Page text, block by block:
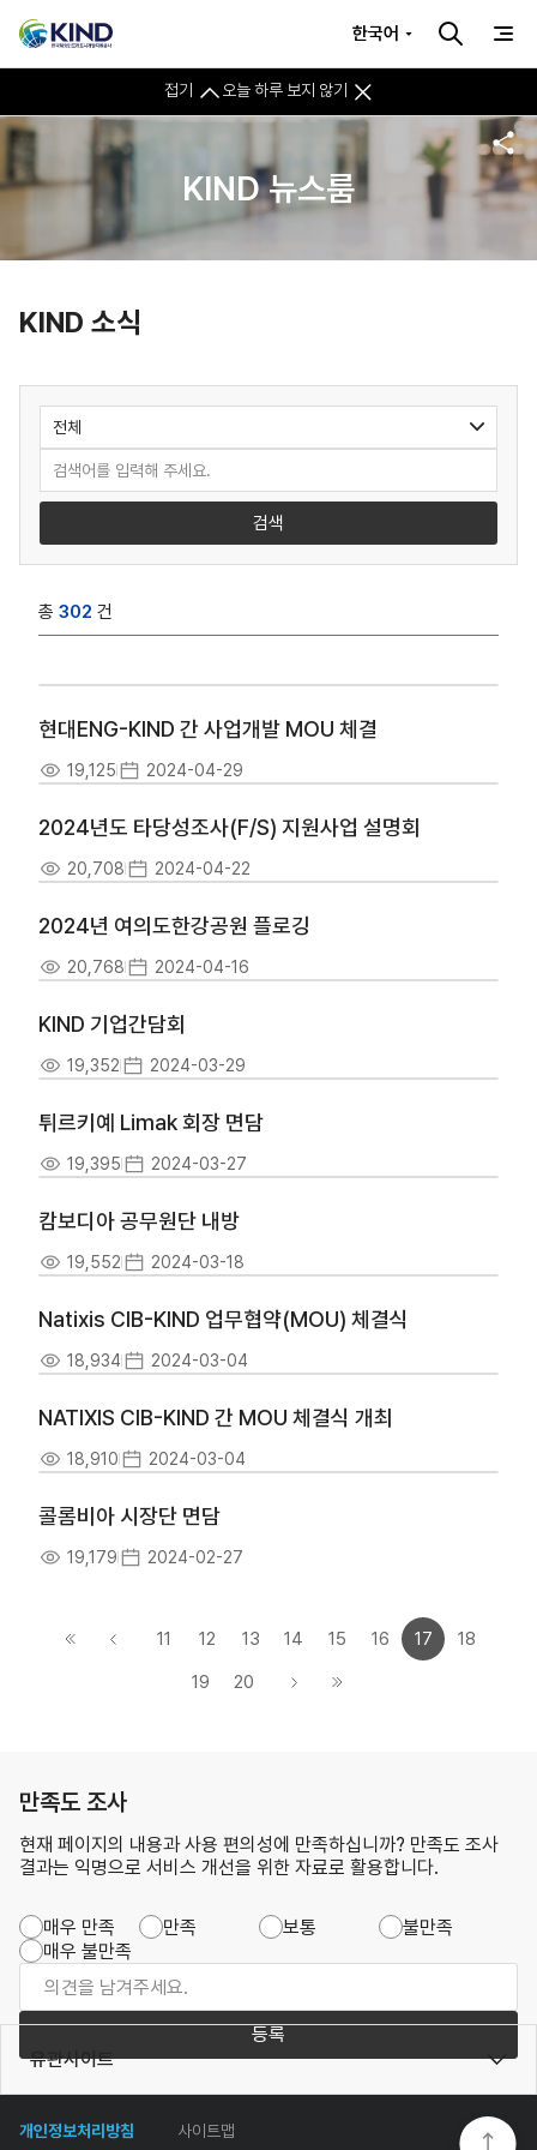
접기 오늘 하루 보지 않기
한국어
KIND 뉴스룸
KIND 소식
검색
총 302 건
현대ENG-KIND 간 사업개발 MOU 체결
19,125 2024-04-29
2024년도 타당성조사(F/S) 지원사업 설명회
20,708 2024-04-22
2024년 여의도한강공원 플로깅
20,768 2024-04-16
KIND 기업간담회
19,352 2024-03-29
튀르키예 Limak 회장 면담
19,395 2024-03-27
캄보디아 공무원단 내방
19,552 2024-03-18
Natixis CIB-KIND 업무협약(MOU) 체결식
18,934 2024-03-04
NATIXIS CIB-KIND 간 MOU 체결식 개최
18,910 2024-03-04
콜롬비아 시장단 면담
19,179 2024-02-27
11 12 13 14 15 16 17
18
19
20
만족도 조사
현재 페이지의 내용과 사용 편의성에 만족하십니까? 만족도 조사
결과는 익명으로 서비스 개선을 위한 자료로 활용합니다.
매우 만족 만족 보통
불만족
매우 불만족
등록
개인정보처리방침 사이트맵
유관사이트